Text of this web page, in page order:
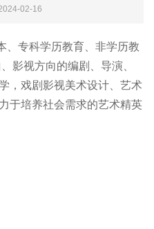
02-16
、专科学历教育、非学历教
影视方向的编剧、导演、
，戏剧影视美术设计、艺术
于培养社会需求的艺术精英